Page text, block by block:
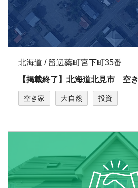
北海道 / 留辺蘂町宮下町35番
【掲載終了】北海道北見市 空
空き家 大自然 投資